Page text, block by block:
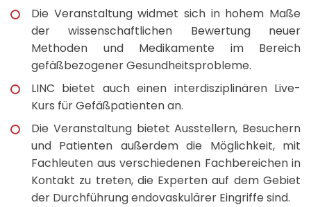
Die Veranstaltung widmet sich in hohem Maße
der wissenschaftlichen Bewertung neuer
Methoden und Medikamente im Bereich
gefäßbezogener Gesundheitsprobleme.
LINC bietet auch einen interdisziplinären Live-
Kurs für Gefäßpatienten an.
Die Veranstaltung bietet Ausstellern, Besuchern
und Patienten außerdem die Möglichkeit, mit
Fachleuten aus verschiedenen Fachbereichen in
Kontakt zu treten, die Experten auf dem Gebiet
der Durchführung endovaskulärer Eingriffe sind.